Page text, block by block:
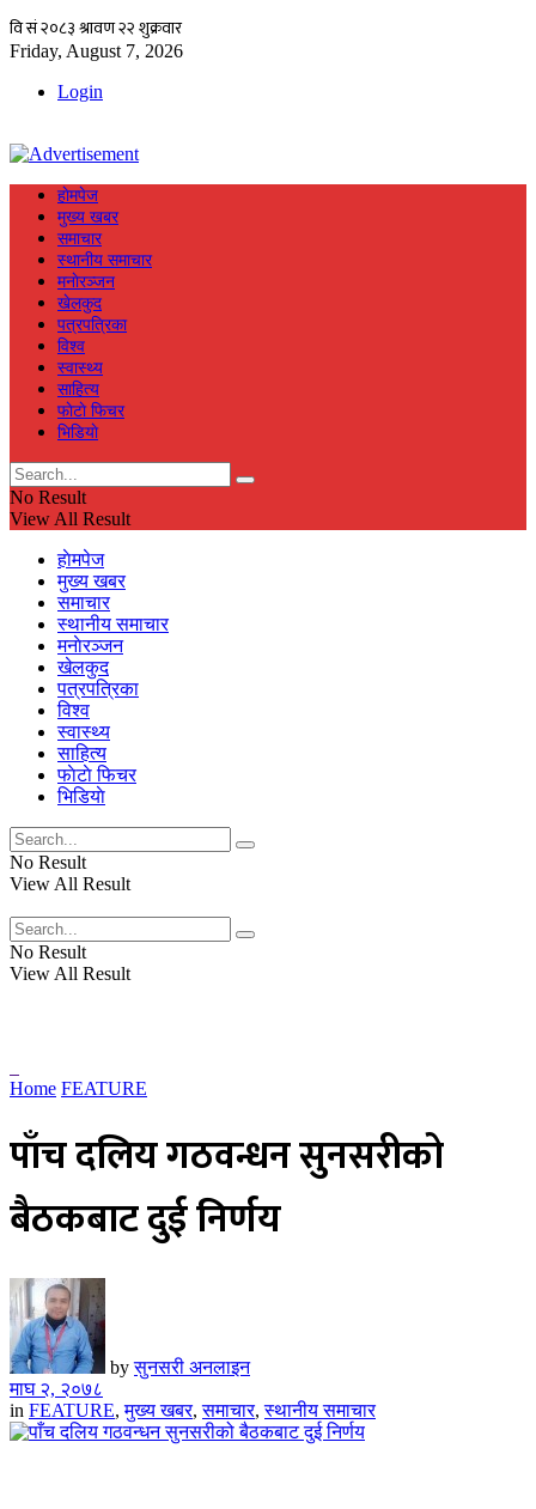
Friday, August 7, 2026
Login
हाेमपेज
मुख्य खबर
समाचार
स्थानीय समाचार
मनाेरञ्जन
खेलकुद
पत्रपत्रिका
विश्व
स्वास्थ्य
साहित्य
फाेटाे फिचर
भिडियाे
No Result
View All Result
हाेमपेज
मुख्य खबर
समाचार
स्थानीय समाचार
मनाेरञ्जन
खेलकुद
पत्रपत्रिका
विश्व
स्वास्थ्य
साहित्य
फाेटाे फिचर
भिडियाे
No Result
View All Result
No Result
View All Result
Home FEATURE
पाँच दलिय गठवन्धन सुनसरीको
बैठकबाट दुई निर्णय
by सुनसरी अनलाइन
माघ २, २०७८
in FEATURE,मुख्य खबर,समाचार,स्थानीय समाचार